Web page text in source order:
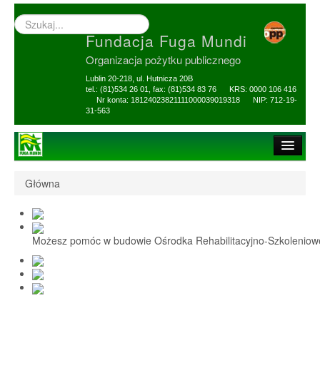
Wyszukiwarka
–
Fundacja Fuga Mundi
Organizacja pożytku publicznego
Lublin 20-218, ul. Hutnicza 20B
tel.: (81)534 26 01, fax: (81)534 83 76 KRS: 0000 106 416
Nr konta: 18124023821111000039019318 NIP: 712-19-
31-563
1,5% i darowizny
Nasi Beneficjenci
Ośrodek Reh-Szkol
Sprawozdania
Główna
Możesz pomóc w budowie Ośrodka Rehabilitacyjno-